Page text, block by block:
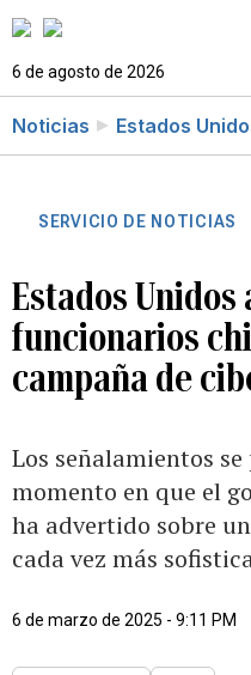
6 de agosto de 2026
Noticias Estados
SERVICIO DE NOTICIAS
Estados Unidos
funcionarios
campaña de
Los señalamientos
momento en que el
ha advertido sobre
cada vez más
6 de marzo de 2025 - 9:11 PM